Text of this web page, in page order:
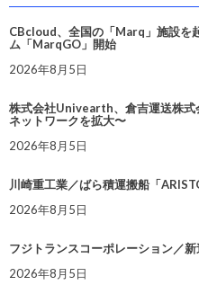
CBcloud、全国の「Marq」施設を
ム「MarqGO」開始
2026年8月5日
株式会社Univearth、倉吉運送株式
ネットワークを拡大〜
2026年8月5日
川崎重工業／ばら積運搬船「
2026年8月5日
フジトランスコーポレーション／
2026年8月5日